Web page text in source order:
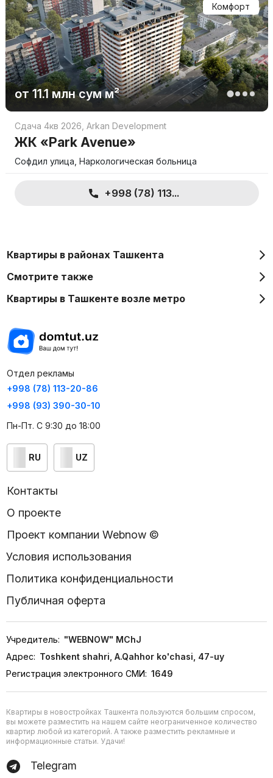
Комфорт
от11.1 млн сумм²
Сдача 4кв 2026 Arkan Development
ЖК «Park Avenue»
Софдил улица, Наркологическая больница
+998 (78) 113...
Квартиры в районах Ташкента
Смотрите также
Квартиры в Ташкенте возле метро
Отдел рекламы
+998 (78) 113-20-86
+998 (93) 390-30-10
Пн-Пт. С 9:30 до 18:00
RU UZ
Контакты
О проекте
Проект компании Webnow ©
Условия использования
Политика конфиденциальности
Публичная оферта
Учредитель: "WEBNOW" MChJ
Адрес: Toshkent shahri, A.Qahhor ko'chasi, 47-uy
Регистрация электронного СМИ: 1649
Квартиры в новостройках Ташкента пользуются большим спросом,
вы можете разместить на нашем сайте неограниченное количество
квартир любой из категорий. А также разместить рекламные и
информационные статьи. Удачи!
Telegram